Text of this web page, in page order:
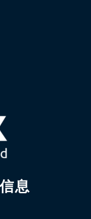
息